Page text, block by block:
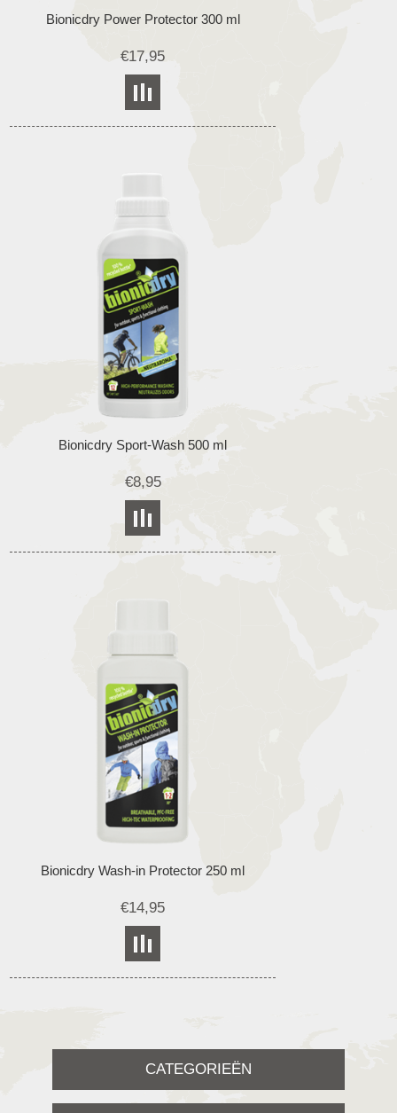
Bionicdry Power Protector 300 ml
€17,95
Bionicdry Sport-Wash 500 ml
€8,95
Bionicdry Wash-in Protector 250 ml
€14,95
CATEGORIEËN